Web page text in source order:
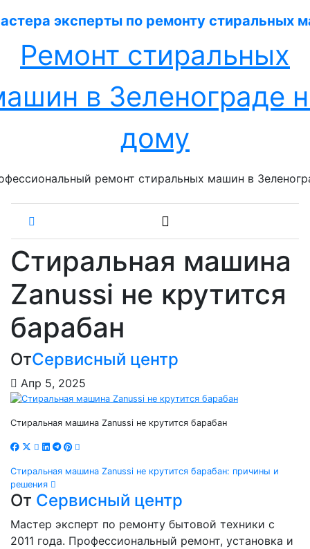
к
Ремонт стиральных
в Зеленограде
дому
ремонт стиральных машин в
Стиральная машина
Zanussi не крутится
барабан
ОтСервисный центр
Апр 5, 2025
Стиральная машина Zanussi не крутится барабан
Навигация
по
записям
Стиральная машина Zanussi не крутится барабан: причины и
решения
От Сервисный центр
Мастер эксперт по ремонту бытовой техники с
2011 года. Профессиональный ремонт, установка и